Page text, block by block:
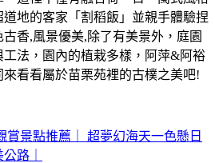
地的客家「割稻飯」並親手體驗捏
香,風景優美,除了有美景外，庭園
法，園內的植栽多樣，阿萍&阿裕
看看屬於苗栗苑裡的古樸之美吧!
賞景點推薦｜ 超夢幻海天一色懸日
路｜